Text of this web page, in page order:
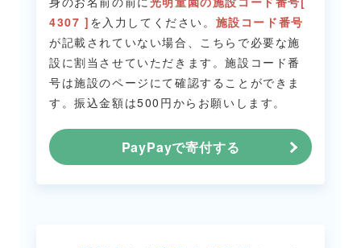
4307 ] を入力してください。 施設コード番号
が記載されていない場合、こちらで必要な施
設に割当させていただきます。施設コード番
号は施設のページにて確認することができま
す。振込金額は500円からお願いします。
PayPayで寄付する